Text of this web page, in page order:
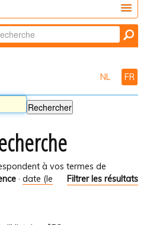
par
NL FR
à vos termes de
Filtrer les résultats
· date (le